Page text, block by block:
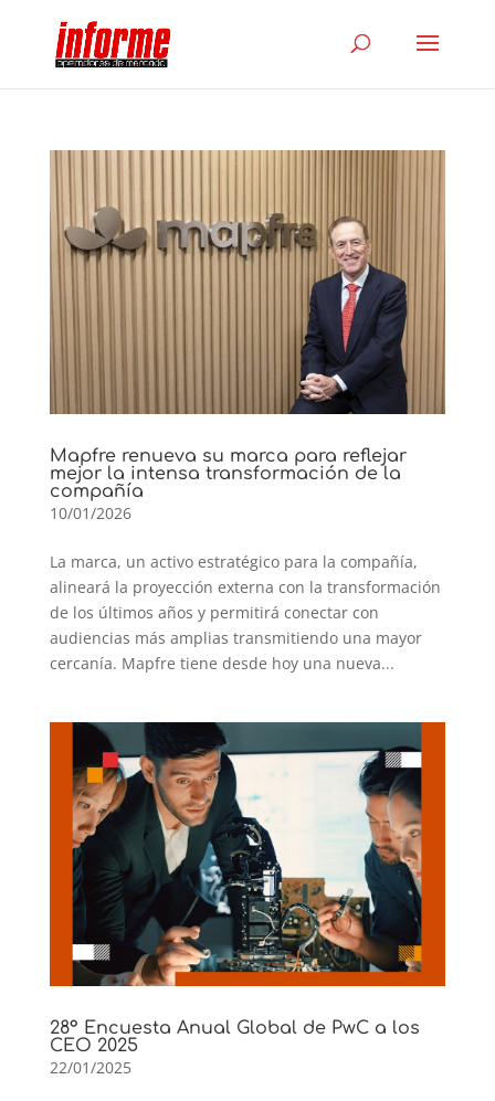
Mapfre renueva su marca para reflejar
mejor la intensa transformación de la
compañía
10/01/2026
La marca, un activo estratégico para la compañía,
alineará la proyección externa con la transformación
de los últimos años y permitirá conectar con
audiencias más amplias transmitiendo una mayor
cercanía. Mapfre tiene desde hoy una nueva...
28° Encuesta Anual Global de PwC a los
CEO 2025
22/01/2025